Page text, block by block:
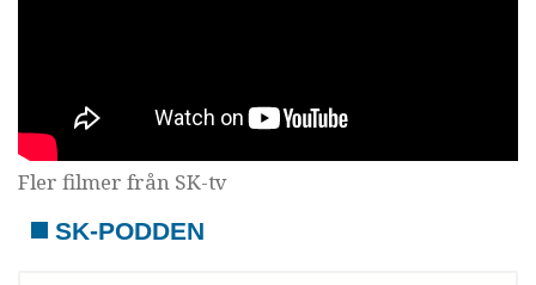
Fler filmer från SK-tv
SK-PODDEN